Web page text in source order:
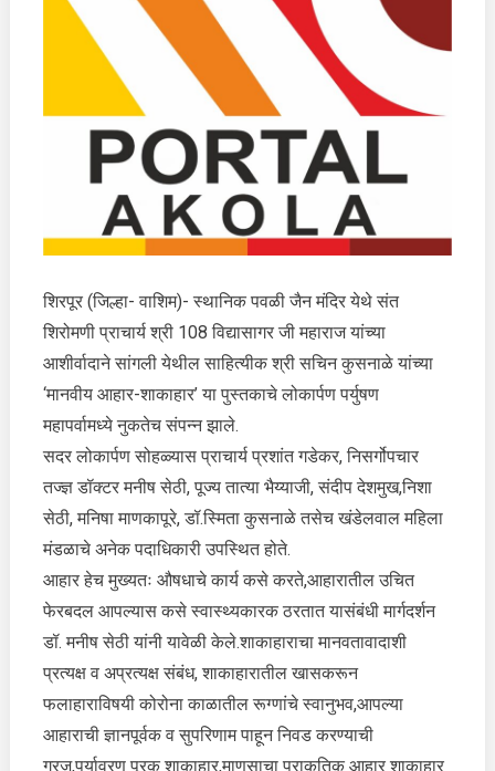
शिरपूर (जिल्हा- वाशिम)- स्थानिक पवळी जैन मंदिर येथे संत
शिरोमणी प्राचार्य श्री 108 विद्यासागर जी महाराज यांच्या
आशीर्वादाने सांगली येथील साहित्यीक श्री सचिन कुसनाळे यांच्या
‘मानवीय आहार-शाकाहार’ या पुस्तकाचे लोकार्पण पर्युषण
महापर्वामध्ये नुकतेच संपन्न झाले.
सदर लोकार्पण सोहळ्यास प्राचार्य प्रशांत गडेकर, निसर्गोपचार
तज्ज्ञ डॉक्टर मनीष सेठी, पूज्य तात्या भैय्याजी, संदीप देशमुख,निशा
सेठी, मनिषा माणकापूरे, डॉ.स्मिता कुसनाळे तसेच खंडेलवाल महिला
मंडळाचे अनेक पदाधिकारी उपस्थित होते.
आहार हेच मुख्यतः औषधाचे कार्य कसे करते,आहारातील उचित
फेरबदल आपल्यास कसे स्वास्थ्यकारक ठरतात यासंबंधी मार्गदर्शन
डॉ. मनीष सेठी यांनी यावेळी केले.शाकाहाराचा मानवतावादाशी
प्रत्यक्ष व अप्रत्यक्ष संबंध, शाकाहारातील खासकरून
फलाहाराविषयी कोरोना काळातील रूग्णांचे स्वानुभव,आपल्या
आहाराची ज्ञानपूर्वक व सुपरिणाम पाहून निवड करण्याची
गरज,पर्यावरण पूरक शाकाहार,माणसाचा प्राकृतिक आहार शाकाहार